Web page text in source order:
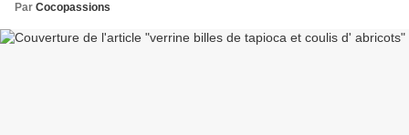
Par Cocopassions